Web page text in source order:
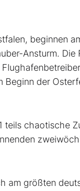
beginnen
Ansturm. Die
Beginn der
teils chaotische
am größten